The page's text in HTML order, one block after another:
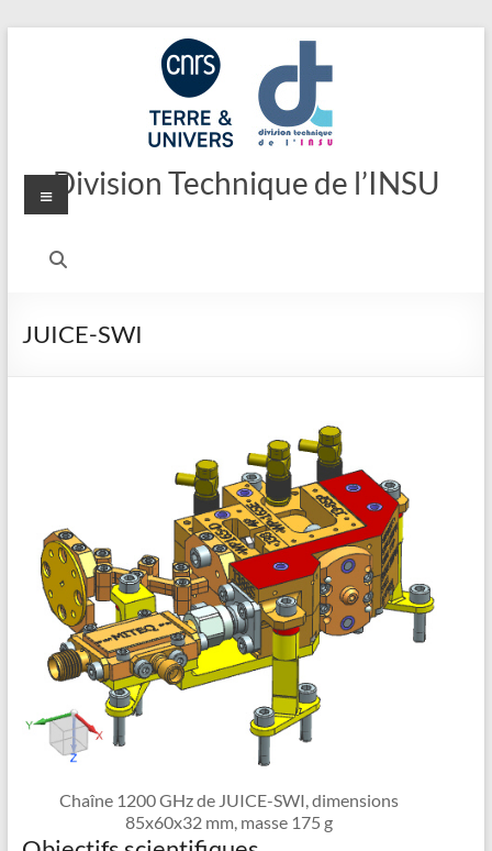
Division Technique de l’INSU
Menu
JUICE-SWI
Chaîne 1200 GHz de JUICE-SWI, dimensions
85x60x32 mm, masse 175 g